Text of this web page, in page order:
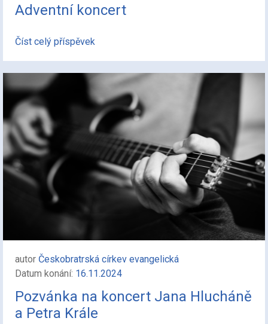
Adventní koncert
Číst celý příspěvek
autor Českobratrská církev evangelická
Datum konání: 16.11.2024
Pozvánka na koncert Jana Hlucháně
a Petra Krále